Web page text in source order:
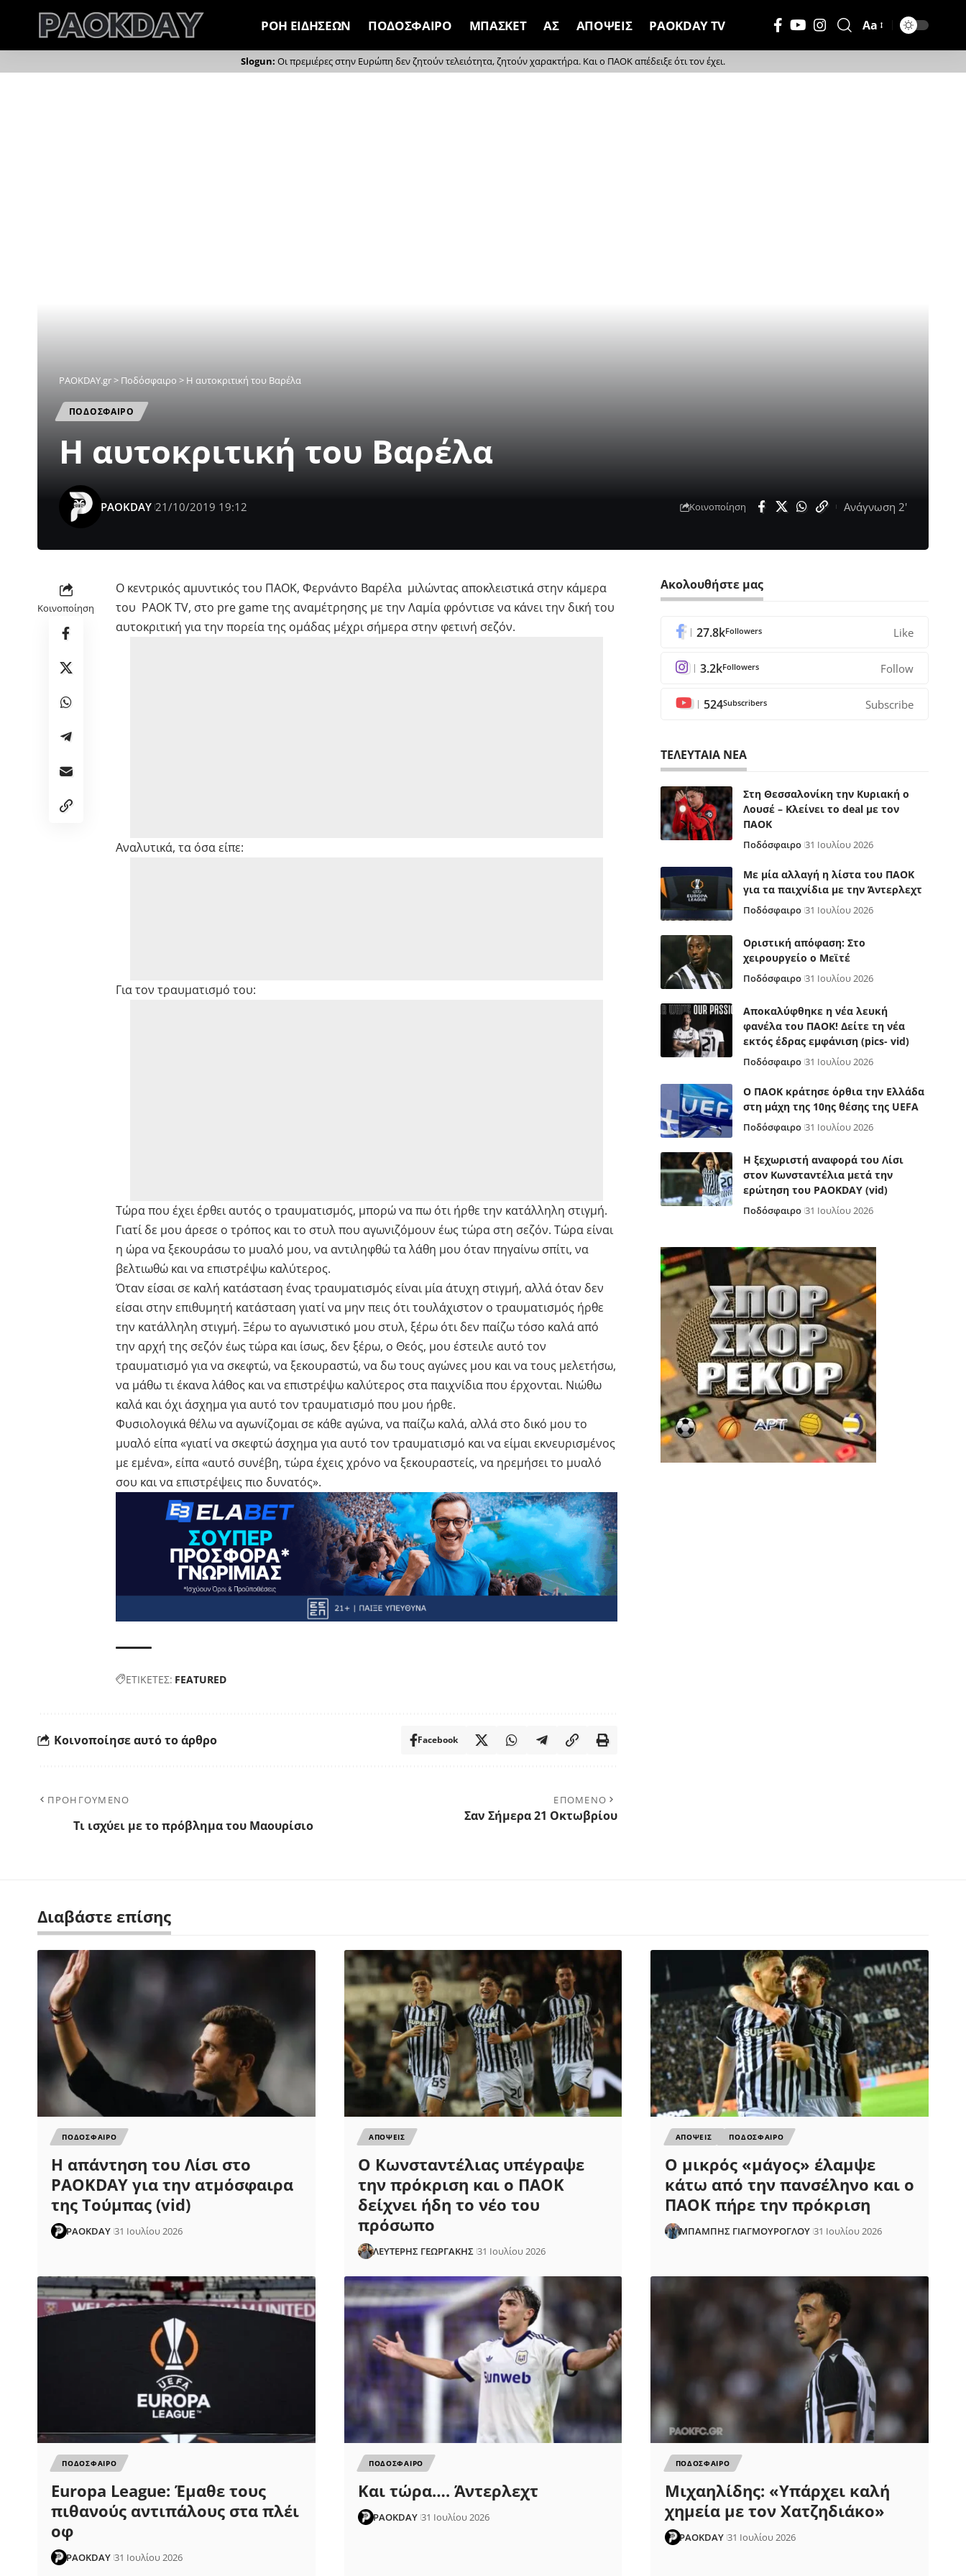
ΡΟΗ ΕΙΔΗΣΕΩΝ ΠΟΔΟΣΦΑΙΡΟ ΜΠΑΣΚΕΤ ΑΣ ΑΠΟΨΕΙΣ PAOKDAY TV
Μέγεθος
Γραμματοσειράς
Aa
Οι πρεμιέρες στην Ευρώπη δεν ζητούν τελειότητα, ζητούν χαρακτήρα. Και ο ΠΑΟΚ απέδειξε ότι τον έχει.
PAOKDAY.gr> Ποδόσφαιρο > Η αυτοκριτική του Βαρέλα
ΠΟΔΟΣΦΑΙΡΟ
Η αυτοκριτική του Βαρέλα
PAOKDAY 21/10/2019 19:12 Κοινοποίηση Ανάγνωση 2'
Κοινοποίηση
O κεντρικός αμυντικός του ΠΑΟΚ, Φερνάντο Βαρέλα μιλώντας αποκλειστικά στην κάμερα
του PAOK TV, στο pre game της αναμέτρησης με την Λαμία φρόντισε να κάνει την δική του
αυτοκριτική για την πορεία της ομάδας μέχρι σήμερα στην φετινή σεζόν.
Αναλυτικά, τα όσα είπε:
Για τον τραυματισμό του:
Τώρα που έχει έρθει αυτός ο τραυματισμός, μπορώ να πω ότι ήρθε την κατάλληλη στιγμή.
Γιατί δε μου άρεσε ο τρόπος και το στυλ που αγωνιζόμουν έως τώρα στη σεζόν. Τώρα είναι
η ώρα να ξεκουράσω το μυαλό μου, να αντιληφθώ τα λάθη μου όταν πηγαίνω σπίτι, να
βελτιωθώ και να επιστρέψω καλύτερος.
Όταν είσαι σε καλή κατάσταση ένας τραυματισμός είναι μία άτυχη στιγμή, αλλά όταν δεν
είσαι στην επιθυμητή κατάσταση γιατί να μην πεις ότι τουλάχιστον ο τραυματισμός ήρθε
την κατάλληλη στιγμή. Ξέρω το αγωνιστικό μου στυλ, ξέρω ότι δεν παίζω τόσο καλά από
την αρχή της σεζόν έως τώρα και ίσως, δεν ξέρω, ο Θεός, μου έστειλε αυτό τον
τραυματισμό για να σκεφτώ, να ξεκουραστώ, να δω τους αγώνες μου και να τους μελετήσω,
να μάθω τι έκανα λάθος και να επιστρέψω καλύτερος στα παιχνίδια που έρχονται. Νιώθω
καλά και όχι άσχημα για αυτό τον τραυματισμό που μου ήρθε.
Φυσιολογικά θέλω να αγωνίζομαι σε κάθε αγώνα, να παίζω καλά, αλλά στο δικό μου το
μυαλό είπα «γιατί να σκεφτώ άσχημα για αυτό τον τραυματισμό και να είμαι εκνευρισμένος
με εμένα», είπα «αυτό συνέβη, τώρα έχεις χρόνο να ξεκουραστείς, να ηρεμήσει το μυαλό
σου και να επιστρέψεις πιο δυνατός».
ΕΤΙΚΕΤΕΣ: FEATURED
Κοινοποίησε αυτό το άρθρο Facebook
ΠΡΟΗΓΟΥΜΕΝΟ
Τι ισχύει με το πρόβλημα του Μαουρίσιο
ΕΠΟΜΕΝΟ
Σαν Σήμερα 21 Οκτωβρίου
Ακολουθήστε μας
27.8kFollowers Like
3.2kFollowers Follow
524Subscribers Subscribe
ΤΕΛΕΥΤΑΙΑ ΝΕΑ
Στη Θεσσαλονίκη την Κυριακή ο
Λουσέ – Κλείνει το deal με τον
ΠΑΟΚ
Ποδόσφαιρο 31 Ιουλίου 2026
Με μία αλλαγή η λίστα του ΠΑΟΚ
για τα παιχνίδια με την Άντερλεχτ
Ποδόσφαιρο 31 Ιουλίου 2026
Οριστική απόφαση: Στο
χειρουργείο ο Μεϊτέ
Ποδόσφαιρο 31 Ιουλίου 2026
Αποκαλύφθηκε η νέα λευκή
φανέλα του ΠΑΟΚ! Δείτε τη νέα
εκτός έδρας εμφάνιση (pics- vid)
Ποδόσφαιρο 31 Ιουλίου 2026
Ο ΠΑΟΚ κράτησε όρθια την Ελλάδα
στη μάχη της 10ης θέσης της UEFA
Ποδόσφαιρο 31 Ιουλίου 2026
Η ξεχωριστή αναφορά του Λίσι
στον Κωνσταντέλια μετά την
ερώτηση του PAOKDAY (vid)
Ποδόσφαιρο 31 Ιουλίου 2026
Διαβάστε επίσης
ΠΟΔΟΣΦΑΙΡΟ
Η απάντηση του Λίσι στο
PAOKDAY για την ατμόσφαιρα
της Τούμπας (vid)
PAOKDAY 31 Ιουλίου 2026
ΑΠΟΨΕΙΣ
Ο Κωνσταντέλιας υπέγραψε
την πρόκριση και ο ΠΑΟΚ
δείχνει ήδη το νέο του
πρόσωπο
ΛΕΥΤΕΡΗΣ ΓΕΩΡΓΑΚΗΣ 31 Ιουλίου 2026
ΑΠΟΨΕΙΣ ΠΟΔΟΣΦΑΙΡΟ
Ο μικρός «μάγος» έλαμψε
κάτω από την πανσέληνο και ο
ΠΑΟΚ πήρε την πρόκριση
ΜΠΑΜΠΗΣ ΓΙΑΓΜΟΥΡΟΓΛΟΥ 31 Ιουλίου 2026
ΠΟΔΟΣΦΑΙΡΟ
Europa League: Έμαθε τους
πιθανούς αντιπάλους στα πλέι
οφ
PAOKDAY 31 Ιουλίου 2026
ΠΟΔΟΣΦΑΙΡΟ
Και τώρα…. Άντερλεχτ
PAOKDAY 31 Ιουλίου 2026
ΠΟΔΟΣΦΑΙΡΟ
Μιχαηλίδης: «Υπάρχει καλή
χημεία με τον Χατζηδιάκο»
PAOKDAY 31 Ιουλίου 2026